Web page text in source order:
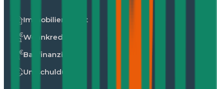
Immobilienkredit
Wohnkredit
Baufinanzierung
Umschuldung